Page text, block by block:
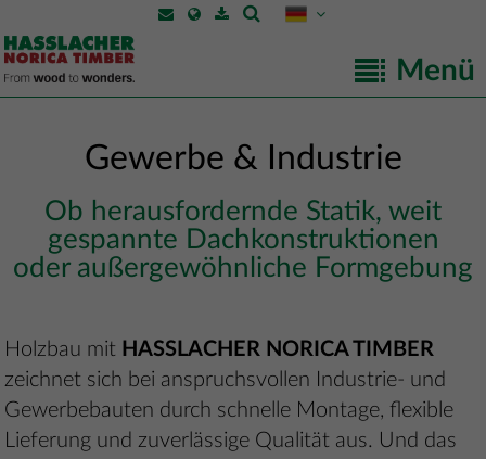
Menü
Gewerbe & Industrie
Ob herausfordernde Statik, weit
gespannte Dachkonstruktionen
oder außergewöhnliche Formgebung
Holzbau mit HASSLACHER NORICA TIMBER
zeichnet sich bei anspruchsvollen Industrie- und
Gewerbebauten durch schnelle Montage, flexible
Lieferung und zuverlässige Qualität aus. Und das